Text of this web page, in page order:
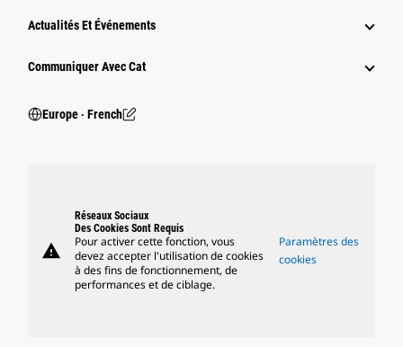
Actualités Et Événements
Communiquer Avec Cat
Europe ‧ French
warning
Réseaux Sociaux
Des Cookies Sont Requis
Pour activer cette fonction, vous
devez accepter l'utilisation de cookies
à des fins de fonctionnement, de
performances et de ciblage.
Paramètres des
cookies